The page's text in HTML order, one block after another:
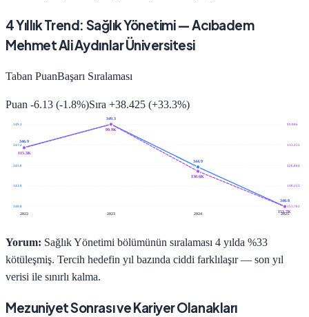
4Yıllık Trend: Sağlık Yönetimi—Acıbadem
Mehmet Ali Aydınlar Üniversitesi
Taban PuanBaşarı Sıralaması
Puan -6.13 (-1.8%)Sıra +38.425 (+33.3%)
349.3 99.906
347.2 113.355
345.0 126.804
342.9 140.253
340.8
153.702
2022
2023 2024 2025
346.9
349.3
344.9
340.8
115.3K
99.9K
130.6K
153.7K
Yorum: Sağlık Yönetimi bölümünün sıralaması 4 yılda %33
kötüleşmiş. Tercih hedefin yıl bazında ciddi farklılaşır — son yıl
verisi ile sınırlı kalma.
Mezuniyet Sonrası ve Kariyer Olanakları